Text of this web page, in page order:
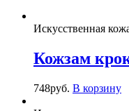
Искусственная
Кожзам
748руб. В корзину